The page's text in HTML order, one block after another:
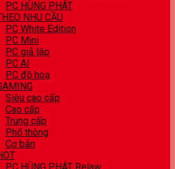
PC HÙNG PHÁT
NHU CẦU
PC White Edition
PC Mini
PC giả lập
PC AI
PC đồ hoạ
Siêu cao cấp
Cao cấp
Trung cấp
Phổ thông
Cơ bản